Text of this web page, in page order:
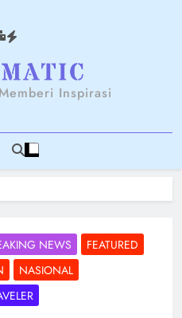
Inspirasi
NEWS
FEATURED
NASIONAL